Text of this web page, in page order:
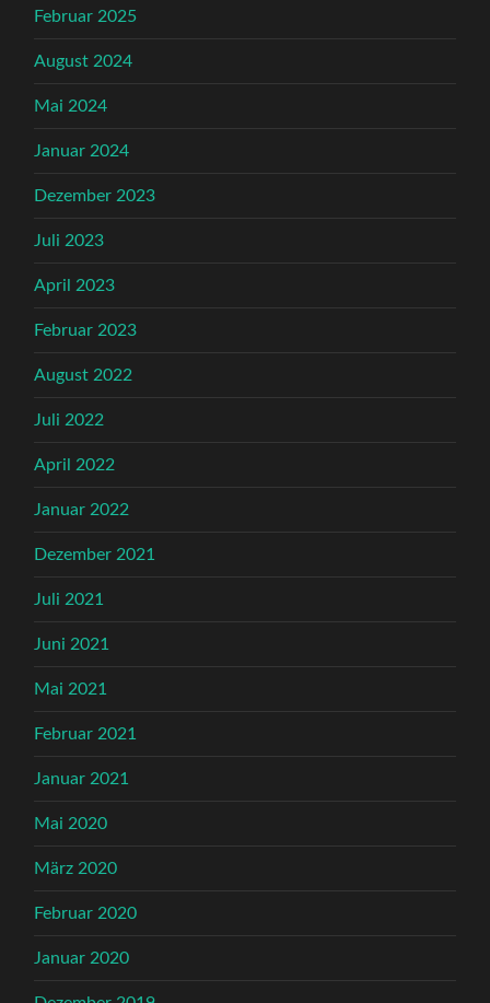
Februar 2025
August 2024
Mai 2024
Januar 2024
Dezember 2023
Juli 2023
April 2023
Februar 2023
August 2022
Juli 2022
April 2022
Januar 2022
Dezember 2021
Juli 2021
Juni 2021
Mai 2021
Februar 2021
Januar 2021
Mai 2020
März 2020
Februar 2020
Januar 2020